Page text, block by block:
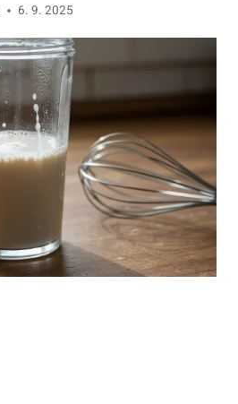
6. 9. 2025